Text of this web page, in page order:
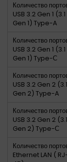
Количество
USB 3.2 Gen 1 (3.1
Gen 1) Type-A
Количество
USB 3.2 Gen 1 (3.1
Gen 1) Type-С
Количество
USB 3.2 Gen 2 (3.1
Gen 2) Type-A
Количество
USB 3.2 Gen 2 (3.1
Gen 2) Type-С
Количество
Ethernet LAN (